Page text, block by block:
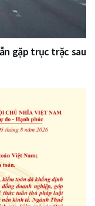
gặp trục trặc sau